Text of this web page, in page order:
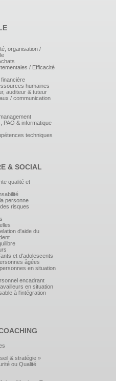
organisation /
/ Efficacité
humaines
auditeur & tuteur
/ communication
PAO & informatique
techniques
& SOCIAL
qualité et
personne
risques
d'aide du
et d'adolescents
âgées
en situation
encadrant
en situation
à l'intégration
& stratégie »
ou Qualité